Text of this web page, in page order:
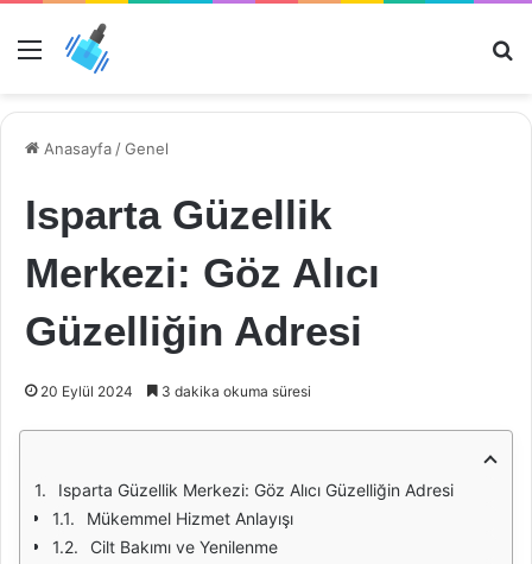
Menü
Anasayfa /Genel
Isparta Güzellik
Merkezi: Göz Alıcı
Güzelliğin Adresi
20 Eylül 2024 3 dakika okuma süresi
Isparta Güzellik Merkezi: Göz Alıcı Güzelliğin Adresi
Mükemmel Hizmet Anlayışı
Cilt Bakımı ve Yenilenme